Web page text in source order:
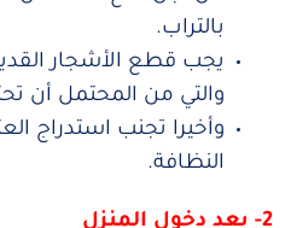
بالتراب.
يجب قطع الأشجار
والتي من المحتمل أن
وأخيرا تجنب استدراج
النظافة.
2- بعد دخول المنزل